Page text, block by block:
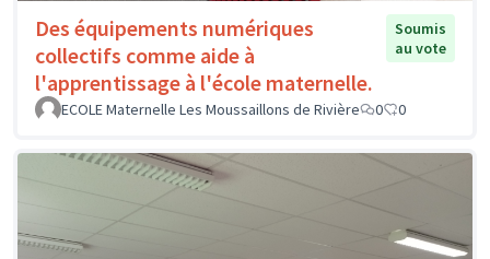
Des équipements numériques
collectifs comme aide à
l'apprentissage à l'école maternelle.
Soumis
au vote
ECOLE Maternelle Les Moussaillons de Rivière 0 0